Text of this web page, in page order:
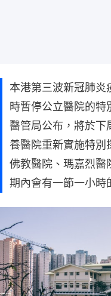
本港第三波新冠肺炎
時暫停公立醫院的特
醫管局公布，將於下
養醫院重新實施特別
佛教醫院、瑪嘉烈醫
期內會有一節一小時